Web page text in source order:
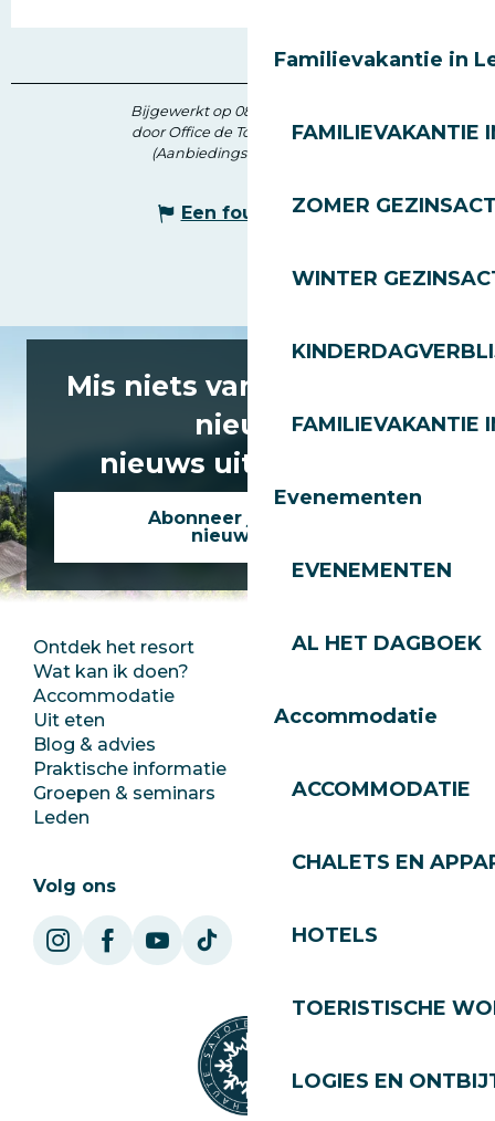
Familievakantie in
FAMILIEVAKANTIE
ZOMER
WINTER
FAMILIEVAKANTIE
Evenementen
EVENEMENTEN
AL HET DAGBOEK
Accommodatie
ACCOMMODATIE
CHALETS EN
HOTELS
TOERISTISCHE
LOGIES EN
Bijgewerkt op 08 juli 2026 in 14:16
door Office de Tourisme des Gets
(Aanbiedingscode :
Een fout melden
Mis niets van het laatste
nieuws
nieuws uit Les Gets!
Abonneer je op onze
nieuwsbrief
Ontdek het resort
Wat kan ik doen?
Accommodatie
Uit eten
Blog & advies
Praktische informatie
Groepen & seminars
Leden
Perszaal
Jobs
SoleGets
Volg ons